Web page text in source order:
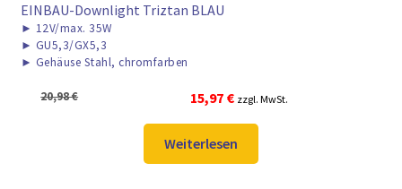
EINBAU-Downlight Triztan BLAU
► 12V/max. 35W
► GU5,3/GX5,3
► Gehäuse Stahl, chromfarben
20,98€
Ursprünglicher
Preis
war:
20,98 €
15,97 €Aktueller
Preis
ist:
15,97 €.
zzgl. MwSt.
Weiterlesen